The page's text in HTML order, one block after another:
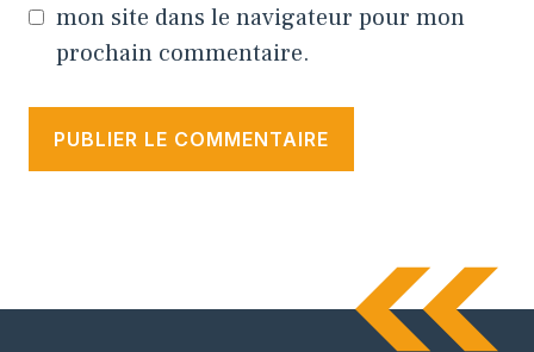
mon site dans le navigateur pour mon
prochain commentaire.